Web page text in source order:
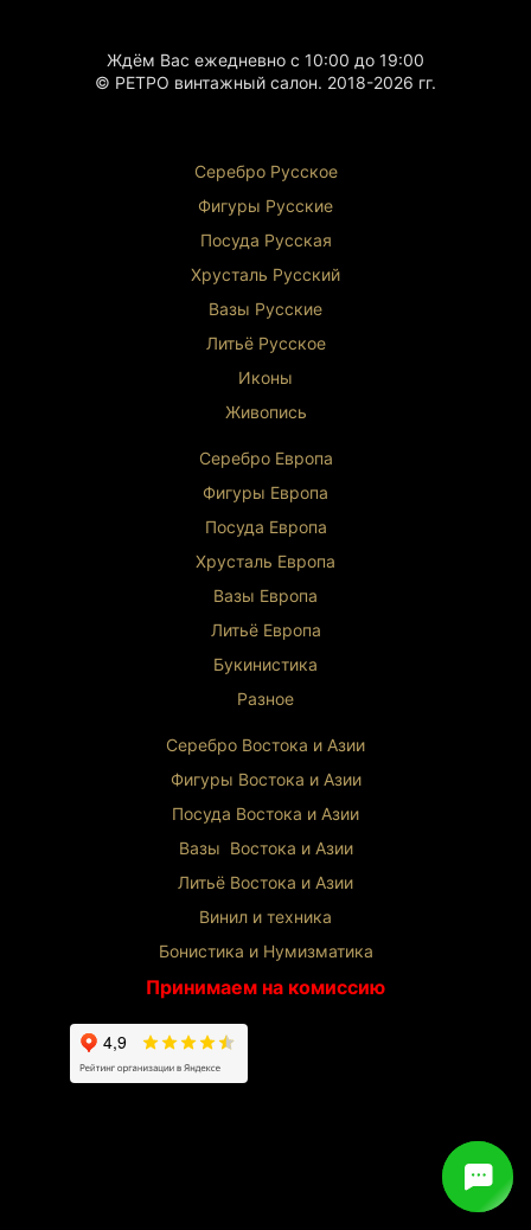
Ждём Вас ежедневно с 10:00 до 19:00
© РЕТРО винтажный салон. 2018-2026 гг.
Серебро Русское
Фигуры Русские
Посуда Русская
Хрусталь Русский
Вазы Русские
Литьё Русское
Иконы
Живопись
Серебро Европа
Фигуры Европа
Посуда Европа
Хрусталь Европа
Вазы Европа
Литьё Европа
Букинистика
Разное
Серебро Востока и Азии
Фигуры Востока и Азии
Посуда Востока и Азии
Вазы Востока и Азии
Литьё Востока и Азии
Винил и техника
Бонистика и Нумизматика
Принимаем на комиссию